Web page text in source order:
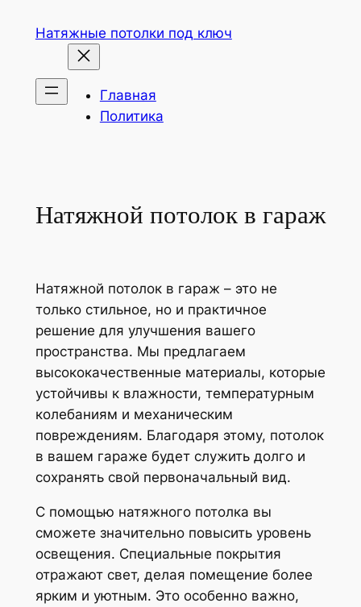
содержимому
Натяжные потолки под ключ
Главная
Политика
Натяжной потолок в гараж
Натяжной потолок в гараж – это не
только стильное, но и практичное
решение для улучшения вашего
пространства. Мы предлагаем
высококачественные материалы, которые
устойчивы к влажности, температурным
колебаниям и механическим
повреждениям. Благодаря этому, потолок
в вашем гараже будет служить долго и
сохранять свой первоначальный вид.
С помощью натяжного потолка вы
сможете значительно повысить уровень
освещения. Специальные покрытия
отражают свет, делая помещение более
ярким и уютным. Это особенно важно,